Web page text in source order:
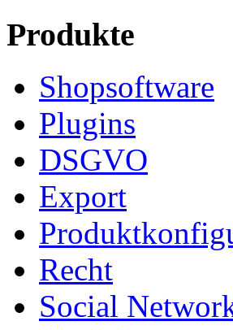
Produkte
Shopsoftware
Plugins
DSGVO
Export
Recht
Social